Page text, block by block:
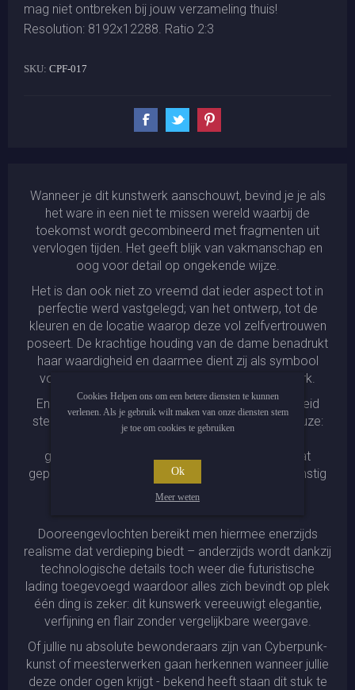
mag niet ontbreken bij jouw verzameling thuis!
Resolution: 8192x12288. Ratio 2:3
SKU: CPF-017
Wanneer je dit kunstwerk aanschouwt, bevind je je als
het ware in een niet te missen wereld waarbij de
toekomst wordt gecombineerd met fragmenten uit
vervlogen tijden. Het geeft blijk van vakmanschap en
oog voor detail op ongekende wijze.
Het is dan ook niet zo vreemd dat ieder aspect tot in
perfectie werd vastgelegd; van het ontwerp, tot de
kleuren en de locatie waarop deze vol zelfvertrouwen
poseert. De krachtige houding van de dame benadrukt
haar waardigheid en daarmee dient zij als symbool
voor vrouwenpower binnen ons moderne tijdperk.
En toch blijft ook hierin weer die onaantastbaarheid
sterk aanwezig door zowel kleding- als decor keuze:
een uniek samenspel tussen Cyberpunk-kunst
geïnspireerd door Victoriaanse Sci-Fi-sfeer gaat
gepaard met moderne edgy elementen die afkomstig
lijken uit alle uithoeken van onze samenleving
Dooreengevlochten bereikt men hiermee enerzijds
realisme dat verdieping biedt – anderzijds wordt dankzij
technologische details toch weer die futuristische
lading toegevoegd waardoor alles zich bevindt op plek
één ding is zeker: dit kunswerk vereeuwigt elegantie,
verfijning en flair zonder vergelijkbare weergave.
Of jullie nu absolute bewonderaars zijn van Cyberpunk-
kunst of meesterwerken gaan herkennen wanneer jullie
deze onder ogen krijgt - bekend heeft staan dit stuk te
Cookies Helpen ons om een betere diensten te kunnen
verlenen. Als je gebruik wilt maken van onze diensten stem
je toe om cookies te gebruiken
Ok
Meer weten